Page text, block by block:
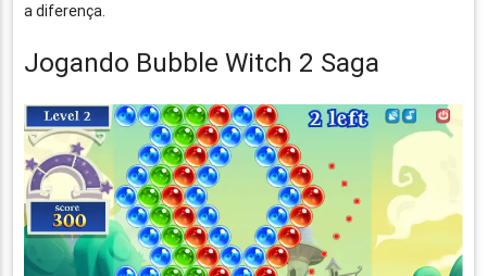
a diferença.
Jogando Bubble Witch 2 Saga